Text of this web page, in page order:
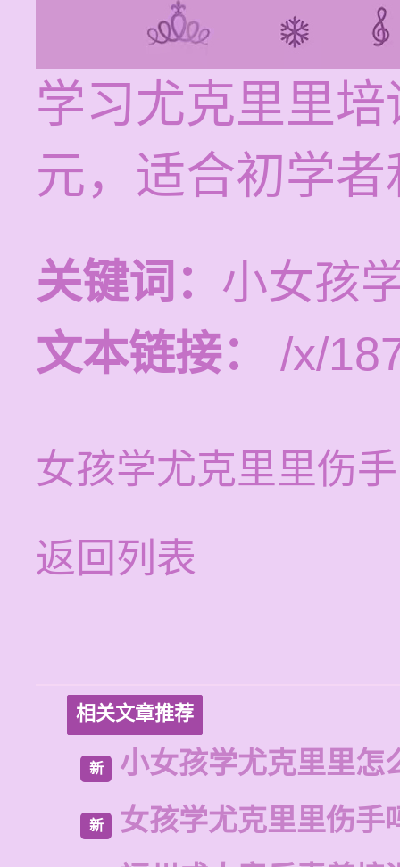
学习尤克里里
元，适合初学
关键词： 小女孩
文本链接：
/x/
女孩学尤克里里伤
返回列表
相关文章推荐
新 小女孩学尤克里里怎
新
女孩学尤克里里伤手